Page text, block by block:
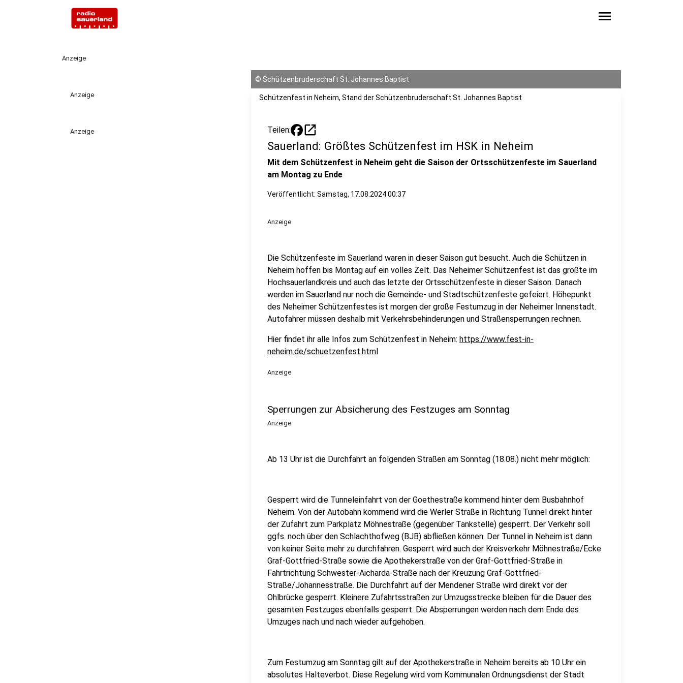
menu
Anzeige
Anzeige
Anzeige
© Schützenbruderschaft St. Johannes Baptist
Schützenfest in Neheim, Stand der Schützenbruderschaft St. Johannes Baptist
Teilen: open_in_new
Sauerland: Größtes Schützenfest im HSK in Neheim
Mit dem Schützenfest in Neheim geht die Saison der Ortsschützenfeste im Sauerland
am Montag zu Ende
Veröffentlicht: Samstag, 17.08.2024 00:37
Anzeige
Die Schützenfeste im Sauerland waren in dieser Saison gut besucht. Auch die Schützen in
Neheim hoffen bis Montag auf ein volles Zelt. Das Neheimer Schützenfest ist das größte im
Hochsauerlandkreis und auch das letzte der Ortsschützenfeste in dieser Saison. Danach
werden im Sauerland nur noch die Gemeinde- und Stadtschützenfeste gefeiert. Höhepunkt
des Neheimer Schützenfestes ist morgen der große Festumzug in der Neheimer Innenstadt.
Autofahrer müssen deshalb mit Verkehrsbehinderungen und Straßensperrungen rechnen.
Hier findet ihr alle Infos zum Schützenfest in Neheim: https://www.fest-in-
neheim.de/schuetzenfest.html
Anzeige
Sperrungen zur Absicherung des Festzuges am Sonntag
Anzeige
Ab 13 Uhr ist die Durchfahrt an folgenden Straßen am Sonntag (18.08.) nicht mehr möglich:
Gesperrt wird die Tunneleinfahrt von der Goethestraße kommend hinter dem Busbahnhof
Neheim. Von der Autobahn kommend wird die Werler Straße in Richtung Tunnel direkt hinter
der Zufahrt zum Parkplatz Möhnestraße (gegenüber Tankstelle) gesperrt. Der Verkehr soll
ggfs. noch über den Schlachthofweg (BJB) abfließen können. Der Tunnel in Neheim ist dann
von keiner Seite mehr zu durchfahren. Gesperrt wird auch der Kreisverkehr Möhnestraße/Ecke
Graf-Gottfried-Straße sowie die Apothekerstraße von der Graf-Gottfried-Straße in
Fahrtrichtung Schwester-Aicharda-Straße nach der Kreuzung Graf-Gottfried-
Straße/Johannesstraße. Die Durchfahrt auf der Mendener Straße wird direkt vor der
Ohlbrücke gesperrt. Kleinere Zufahrtsstraßen zur Umzugsstrecke bleiben für die Dauer des
gesamten Festzuges ebenfalls gesperrt. Die Absperrungen werden nach dem Ende des
Umzuges nach und nach wieder aufgehoben.
Zum Festumzug am Sonntag gilt auf der Apothekerstraße in Neheim bereits ab 10 Uhr ein
absolutes Halteverbot. Diese Regelung wird vom Kommunalen Ordnungsdienst der Stadt